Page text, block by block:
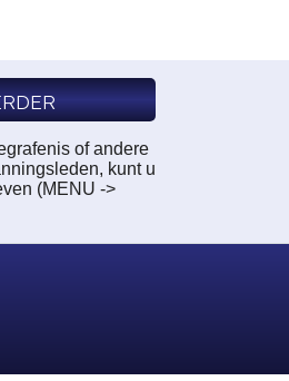
of andere
kunt u
(MENU ->